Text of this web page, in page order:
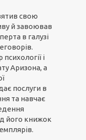
свою
й завоював
в галузі
і
Аризона, а
послуги в
та навчає
його книжок